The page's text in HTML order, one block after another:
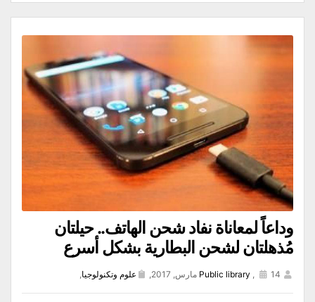
وداعاً لمعاناة نفاد شحن الهاتف.. حيلتان
مُذهلتان لشحن البطارية بشكل أسرع
Public library , 14 مارس, 2017, علوم وتكنولوجيا,